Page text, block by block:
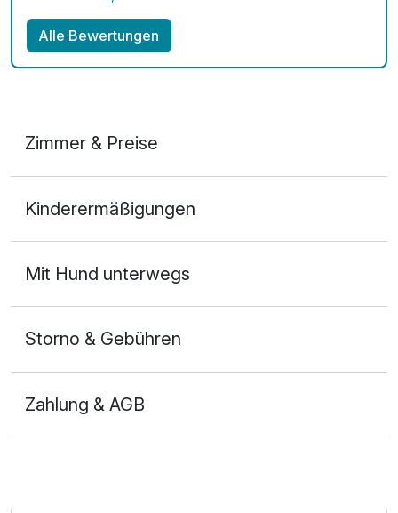
Alle Bewertungen
Zimmer & Preise
2 Erwachsene und 1 Kind
Kinderermäßigungen
Mit Hund unterwegs
Storno & Gebühren
Zahlung & AGB